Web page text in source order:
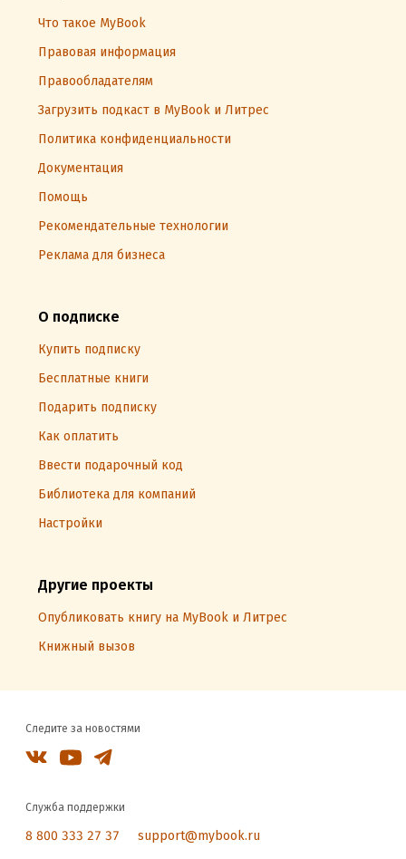
Что такое MyBook
Правовая информация
Правообладателям
Загрузить подкаст в MyBook и Литрес
Политика конфиденциальности
Документация
Помощь
Рекомендательные технологии
Реклама для бизнеса
О подписке
Купить подписку
Бесплатные книги
Подарить подписку
Как оплатить
Ввести подарочный код
Библиотека для компаний
Настройки
Другие проекты
Опубликовать книгу на MyBook и Литрес
Книжный вызов
Следите за новостями
Служба поддержки
8 800 333 27 37 support@mybook.ru